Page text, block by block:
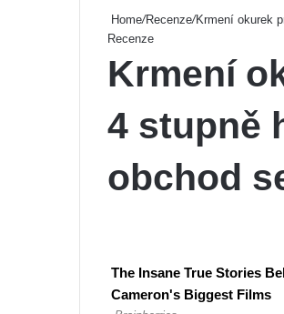
Home/Recenze/Krmení okurek
Recenze
Krmení
4 stupně
obchod